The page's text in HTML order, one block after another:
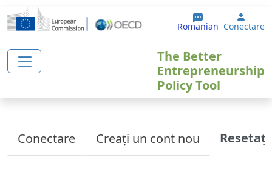
Sari la conținutul principal
Romanian User
Conectare
The Better
Entrepreneurship
Policy Tool
Primary tabs
Conectare Creați un cont nou